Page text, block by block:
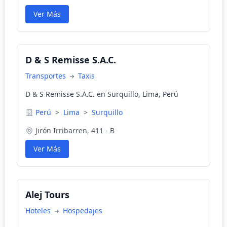
Ver Más
D & S Remisse S.A.C.
Transportes
Taxis
D & S Remisse S.A.C. en Surquillo, Lima, Perú
Perú > Lima > Surquillo
Jirón Irribarren, 411 - B
Ver Más
Alej Tours
Hoteles Hospedajes